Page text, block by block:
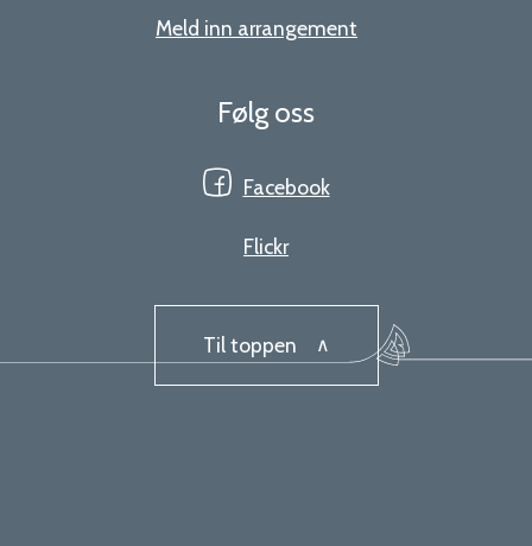
Meld inn arrangement
Følg oss
Facebook
Flickr
Til toppen